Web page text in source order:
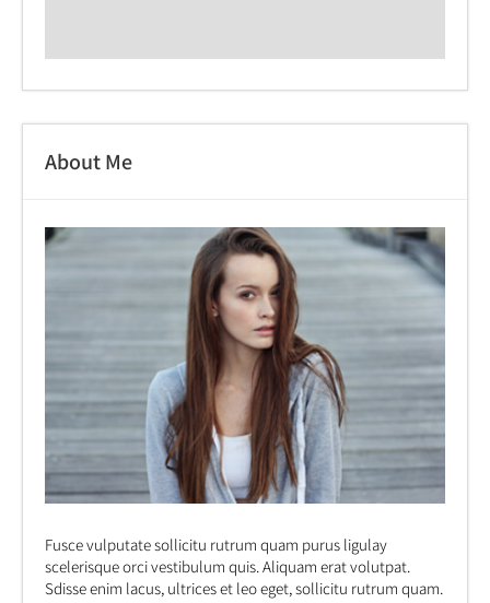
About Me
Fusce vulputate sollicitu rutrum quam purus ligulay
scelerisque orci vestibulum quis. Aliquam erat volutpat.
Sdisse enim lacus, ultrices et leo eget, sollicitu rutrum quam.